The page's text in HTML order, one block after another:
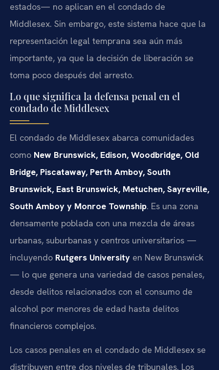
estados— no aplican en el condado de
Middlesex. Sin embargo, este sistema hace que la
representación legal temprana sea aún más
importante, ya que la decisión de liberación se
toma poco después del arresto.
Lo que significa la defensa penal en el
condado de Middlesex
El condado de Middlesex abarca comunidades
como New Brunswick, Edison, Woodbridge, Old
Bridge, Piscataway, Perth Amboy, South
Brunswick, East Brunswick, Metuchen, Sayreville,
South Amboy y Monroe Township. Es una zona
densamente poblada con una mezcla de áreas
urbanas, suburbanas y centros universitarios —
incluyendo Rutgers University en New Brunswick
— lo que genera una variedad de casos penales,
desde delitos relacionados con el consumo de
alcohol por menores de edad hasta delitos
financieros complejos.
Los casos penales en el condado de Middlesex se
distribuyen entre dos niveles de tribunales. Los